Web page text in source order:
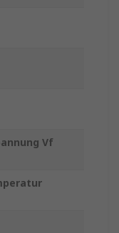
Vf